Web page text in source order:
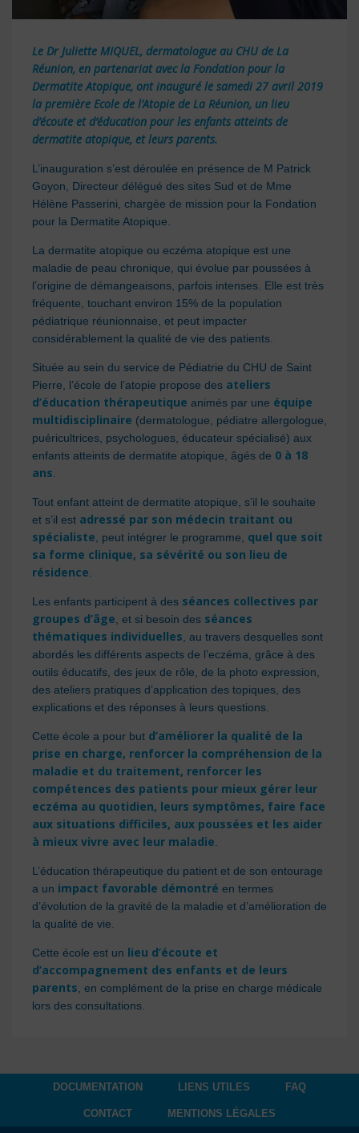
Le Dr Juliette MIQUEL, dermatologue au CHU de La
Réunion, en partenariat avec la Fondation pour la
Dermatite Atopique, ont inauguré le samedi 27 avril 2019
la première Ecole de l’Atopie de La Réunion, un lieu
d’écoute et d’éducation pour les enfants atteints de
dermatite atopique, et leurs parents.
L’inauguration s’est déroulée en présence de M Patrick
Goyon, Directeur délégué des sites Sud et de Mme
Hélène Passerini, chargée de mission pour la Fondation
pour la Dermatite Atopique.
La dermatite atopique ou eczéma atopique est une
maladie de peau chronique, qui évolue par poussées à
l’origine de démangeaisons, parfois intenses. Elle est très
fréquente, touchant environ 15% de la population
pédiatrique réunionnaise, et peut impacter
considérablement la qualité de vie des patients.
Située au sein du service de Pédiatrie du CHU de Saint
Pierre, l’école de l’atopie propose des ateliers
d’éducation thérapeutique animés par une équipe
multidisciplinaire (dermatologue, pédiatre allergologue,
puéricultrices, psychologues, éducateur spécialisé) aux
enfants atteints de dermatite atopique, âgés de 0 à 18
ans
Tout enfant atteint de dermatite atopique, s’il le souhaite
et s’il est adressé par son médecin traitant ou
spécialiste , peut intégrer le programme, quel que soit
sa forme clinique, sa sévérité ou son lieu de
résidence
Les enfants participent à des séances collectives par
groupes d’âge , et si besoin des séances
thématiques individuelles , au travers desquelles sont
abordés les différents aspects de l’eczéma, grâce à des
outils éducatifs, des jeux de rôle, de la photo expression,
des ateliers pratiques d’application des topiques, des
explications et des réponses à leurs questions.
Cette école a pour but d’améliorer la qualité de la
prise en charge, renforcer la compréhension de la
maladie et du traitement, renforcer les
compétences des patients pour mieux gérer leur
eczéma au quotidien, leurs symptômes, faire face
aux situations difficiles, aux poussées et les aider
à mieux vivre avec leur maladie
L’éducation thérapeutique du patient et de son entourage
a un impact favorable démontré en termes
d’évolution de la gravité de la maladie et d’amélioration de
la qualité de vie.
Cette école est un lieu d’écoute et
d’accompagnement des enfants et de leurs
parents , en complément de la prise en charge médicale
lors des consultations.
DOCUMENTATION LIENS UTILES FAQ
CONTACT MENTIONS LÉGALES